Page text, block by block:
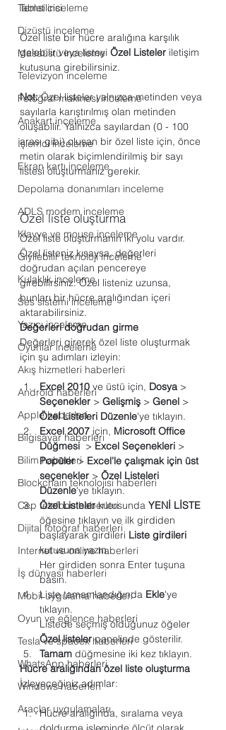
Tablet inceleme
Dizüstü inceleme
Masaüstü inceleme
Televizyon inceleme
Fotoğraf makinesi inceleme
Anakart inceleme
İşlemci inceleme
Ekran kartı inceleme
Depolama donanımları inceleme
ADLS modem inceleme
Klavye ve mouse inceleme
Giyilebilir teknoloji inceleme
Kulaklık inceleme
Ses sistemi inceleme
Yazıcı inceleme
Oyunlar inceleme
Akış hizmetleri haberleri
Android haberleri
Apple haberleri
Bilgisayar haberleri
Bilim haberleri
Blockchain teknolojisi haberleri
Cep telefonu haberleri
Dijital fotoğraf haberleri
Internet ve online haberleri
İş dünyası haberleri
Mobil uygulama haberleri
Oyun ve eğlence haberleri
Tesla ve spacex haberleri
WhatsApp haberleri
Windows haberleri
Araçlar uygulamaları
Temsilcisi
Özel liste bir hücre aralığına karşılık
gelebilir veya listeyi Özel Listeler iletişim
kutusuna girebilirsiniz.
Not: Özel listeler yalnızca metinden veya
sayılarla karıştırılmış olan metinden
oluşabilir. Yalnızca sayılardan (0 - 100
arası gibi) oluşan bir özel liste için, önce
metin olarak biçimlendirilmiş bir sayı
listesi oluşturmanız gerekir.
Özel liste oluşturma
Özel liste oluşturmanın iki yolu vardır.
Özel listeniz kısaysa, değerleri
doğrudan açılan pencereye
girebilirsiniz. Özel listeniz uzunsa,
bunları bir hücre aralığından içeri
aktarabilirsiniz.
Değerleri doğrudan girme
Değerleri girerek özel liste oluşturmak
için şu adımları izleyin:
Excel 2010 ve üstü için, Dosya >
Seçenekler > Gelişmiş > Genel >
Özel Listeleri Düzenle'ye tıklayın.
Excel 2007 için, Microsoft Office
Düğmesi
  >
Excel Seçenekleri >
Popüler > Excel'le çalışmak için üst
seçenekler > Özel Listeleri
Düzenle'ye tıklayın.
Özel Listeler kutusunda YENİ LİSTE
öğesine tıklayın ve ilk girdiden
başlayarak girdileri Liste girdileri
kutusuna yazın.
Her girdiden sonra Enter tuşuna
basın.
Liste tamamlandığında Ekle'ye
tıklayın.
Listede seçmiş olduğunuz öğeler
Özel listeler panelinde gösterilir.
Tamam düğmesine iki kez tıklayın.
Hücre aralığından özel liste oluşturma
İzleyeceğiniz adımlar:
Hücre aralığında, sıralama veya